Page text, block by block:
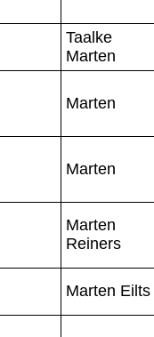
Taalke
Marten
Marten
Marten
Marten
Reiners
Marten Eilts